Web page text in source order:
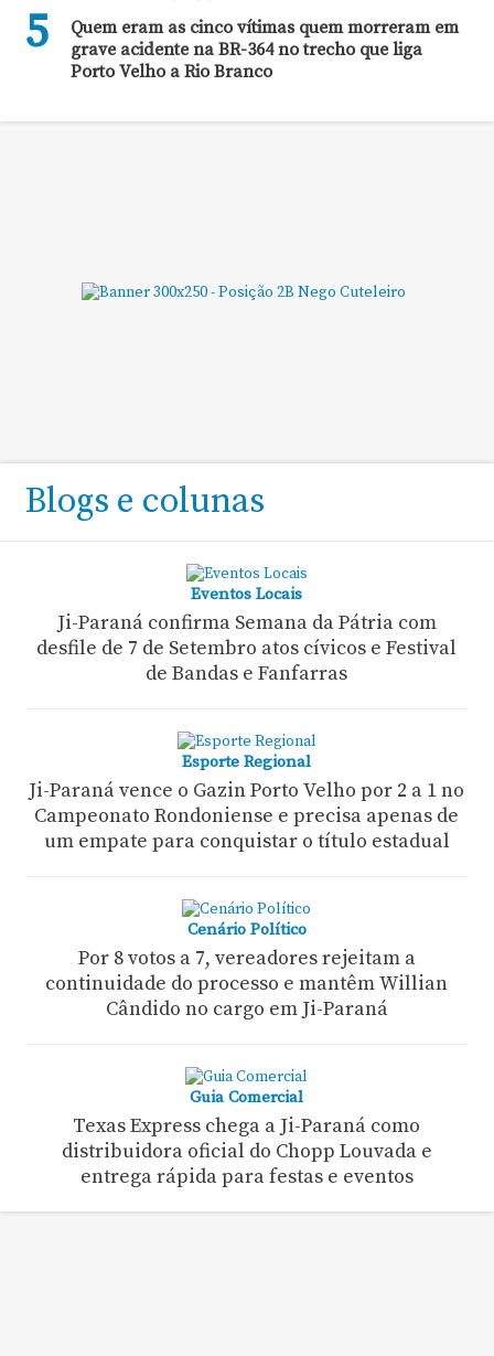
5
Quem eram as cinco vítimas quem morreram em
grave acidente na BR-364 no trecho que liga
Porto Velho a Rio Branco
Blogs e colunas
Eventos Locais
Ji-Paraná confirma Semana da Pátria com
desfile de 7 de Setembro atos cívicos e Festival
de Bandas e Fanfarras
Esporte Regional
Ji-Paraná vence o Gazin Porto Velho por 2 a 1 no
Campeonato Rondoniense e precisa apenas de
um empate para conquistar o título estadual
Cenário Político
Por 8 votos a 7, vereadores rejeitam a
continuidade do processo e mantêm Willian
Cândido no cargo em Ji-Paraná
Guia Comercial
Texas Express chega a Ji-Paraná como
distribuidora oficial do Chopp Louvada e
entrega rápida para festas e eventos